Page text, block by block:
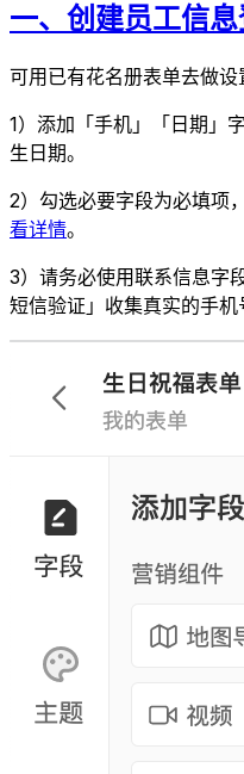
一、创建员工信
可用已有花名册表单去做设
1）添加「手机」「日期」
生日期。
2）勾选必要字段为必填项
看详情。
3）请务必使用联系信息字
短信验证」收集真实的手机